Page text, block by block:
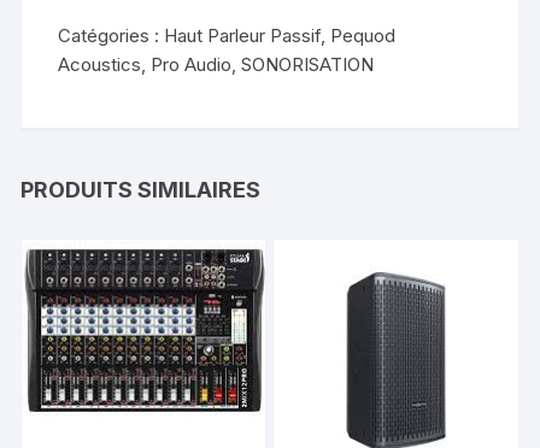
Catégories : Haut Parleur Passif, Pequod
Acoustics Pro Audio ,SONORISATION
PRODUITS SIMILAIRES